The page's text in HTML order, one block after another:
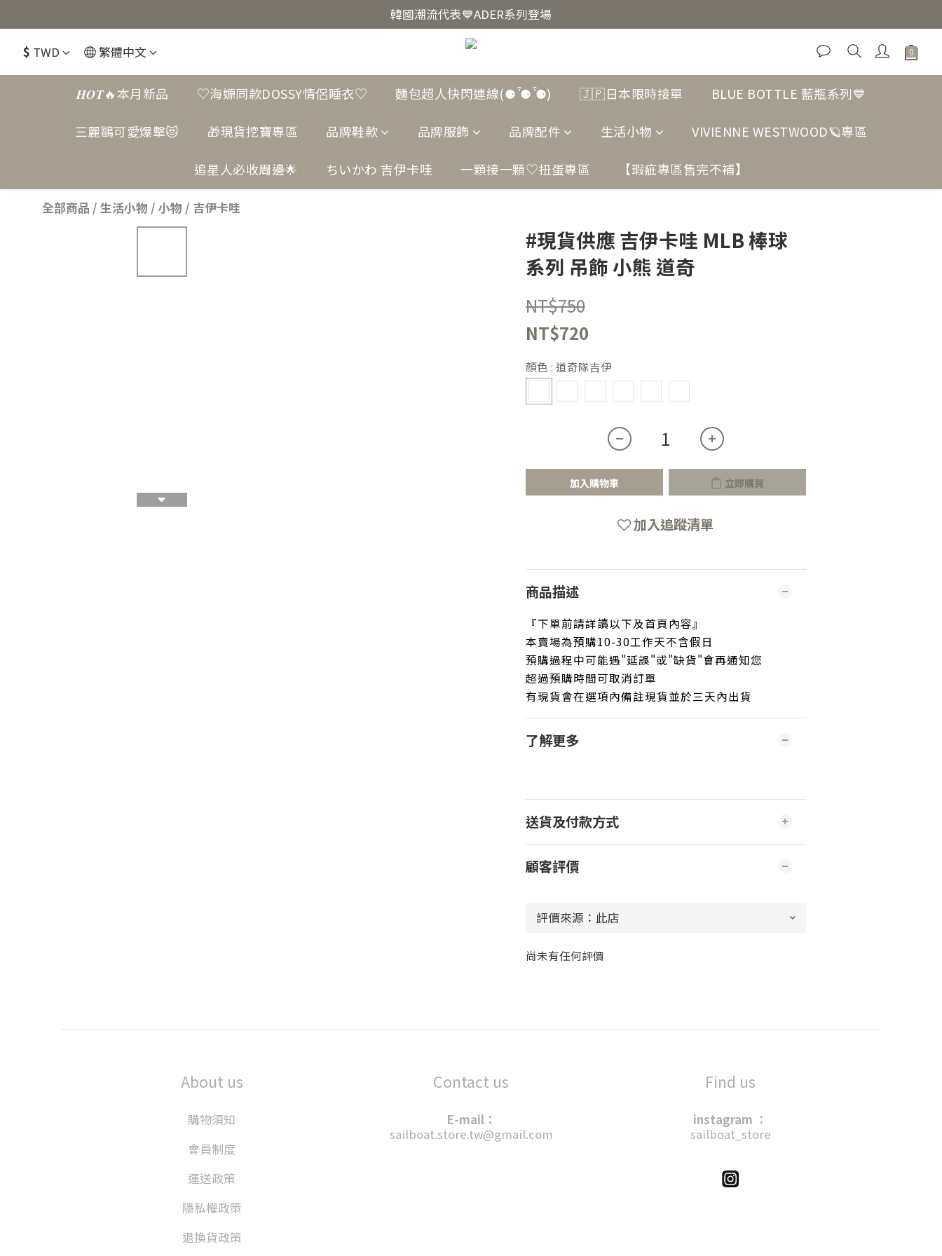
韓國爆紅🔥LUODIN Y2K相機📷
韓國潮流代表💙ADER系列登場
韓國爆紅🔥LUODIN Y2K相機📷
$ TWD 繁體中文
𝑯𝑶𝑻🔥本月新品 ♡海嫄同款DOSSY情侶睡衣♡ 麵包超人快閃連線(⚈ ̍̑⚈ ̍̑⚈) 🇯🇵日本限時接單 BLUE BOTTLE 藍瓶系列💙
三麗鷗可愛爆擊😻 🎁現貨挖寶專區 品牌鞋款 品牌服飾 品牌配件 生活小物 VIVIENNE WESTWOOD🪐專區
追星人必收周邊🌟 ちいかわ 吉伊卡哇 一顆接一顆♡扭蛋專區 【瑕疵專區售完不補】
全部商品 / 生活小物 / 小物 / 吉伊卡哇
#現貨供應 吉伊卡哇 MLB 棒球
系列 吊飾 小熊 道奇
NT$750
NT$720
顏色 : 道奇隊吉伊
加入購物車 立即購買
加入追蹤清單
商品描述
『下單前請詳讀以下及首頁內容』
本賣場為預購10-30工作天不含假日
預購過程中可能遇"延誤"或"缺貨"會再通知您
超過預購時間可取消訂單
有現貨會在選項內備註現貨並於三天內出貨
了解更多
送貨及付款方式
顧客評價
尚未有任何評價
About us
購物須知
會員制度
運送政策
隱私權政策
退換貨政策
Contact us
E-mail：
sailboat.store.tw@gmail.com
Find us
instagram ：
sailboat_store